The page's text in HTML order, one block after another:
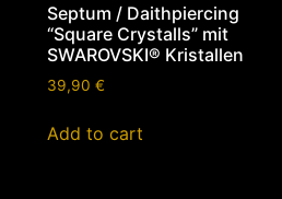
Septum / Daithpiercing
“Square Crystalls” mit
SWAROVSKI® Kristallen
39,90 €
Add to cart